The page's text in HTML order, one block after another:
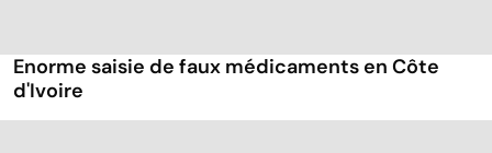
Enorme saisie de faux médicaments en Côte
d'Ivoire